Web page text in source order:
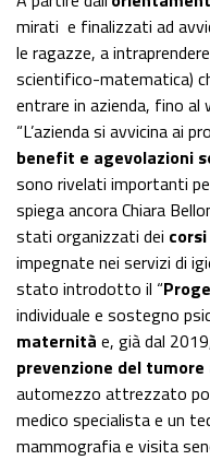
mirati e finalizzati ad
le ragazze, a intraprendere
scientifico-matematica)
entrare in azienda, fino al
“L’azienda si avvicina ai
benefit e agevolazioni
sono rivelati importanti
spiega ancora Chiara
stati organizzati dei
impegnate nei servizi di
stato introdotto il “
individuale e sostegno
maternità e, già dal
prevenzione del tumore
automezzo attrezzato
medico specialista e un
mammografia e visita